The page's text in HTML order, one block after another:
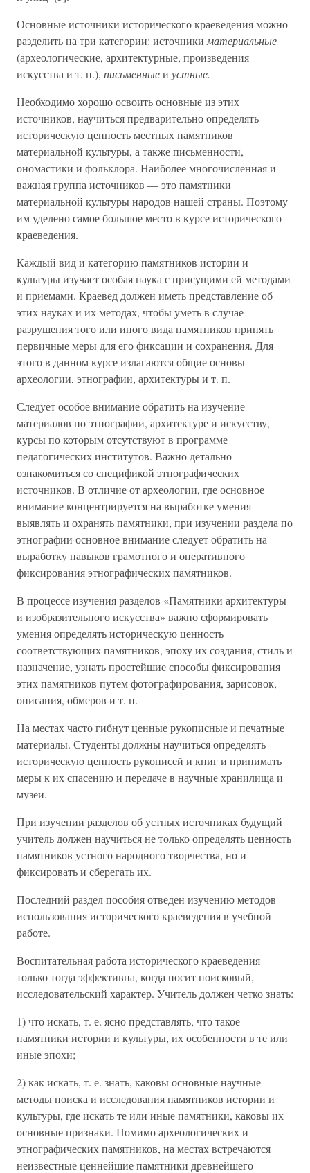
Основные источники исторического краеведения можно
разделить на три категории: источники материальные
(археологические, архитектурные, произведения
искусства и т. п.), письменныеи устные.
Необходимо хорошо освоить основные из этих
источников, научиться предварительно определять
историческую ценность местных памятников
материальной культуры, а также письменности,
ономастики и фольклора. Наиболее многочисленная и
важная группа источников — это памятники
материальной культуры народов нашей страны. Поэтому
им уделено самое большое место в курсе исторического
краеведения.
Каждый вид и категорию памятников истории и
культуры изучает особая наука с присущими ей методами
и приемами. Краевед должен иметь представление об
этих науках и их методах, чтобы уметь в случае
разрушения того или иного вида памятников принять
первичные меры для его фиксации и сохранения. Для
этого в данном курсе излагаются общие основы
археологии, этнографии, архитектуры и т. п.
Следует особое внимание обратить на изучение
материалов по этнографии, архитектуре и искусству,
курсы по которым отсутствуют в программе
педагогических институтов. Важно детально
ознакомиться со спецификой этнографических
источников. В отличие от археологии, где основное
внимание концентрируется на выработке умения
выявлять и охранять памятники, при изучении раздела по
этнографии основное внимание следует обратить на
выработку навыков грамотного и оперативного
фиксирования этнографических памятников.
В процессе изучения разделов «Памятники архитектуры
и изобразительного искусства» важно сформировать
умения определять историческую ценность
соответствующих памятников, эпоху их создания, стиль и
назначение, узнать простейшие способы фиксирования
этих памятников путем фотографирования, зарисовок,
описания, обмеров и т. п.
На местах часто гибнут ценные рукописные и печатные
материалы. Студенты должны научиться определять
историческую ценность рукописей и книг и принимать
меры к их спасению и передаче в научные хранилища и
музеи.
При изучении разделов об устных источниках будущий
учитель должен научиться не только определять ценность
памятников устного народного творчества, но и
фиксировать и сберегать их.
Последний раздел пособия отведен изучению методов
использования исторического краеведения в учебной
работе.
Воспитательная работа исторического краеведения
только тогда эффективна, когда носит поисковый,
исследовательский характер. Учитель должен четко знать:
1) что искать, т. е. ясно представлять, что такое
памятники истории и культуры, их особенности в те или
иные эпохи;
2) как искать, т. е. знать, каковы основные научные
методы поиска и исследования памятников истории и
культуры, где искать те или иные памятники, каковы их
основные признаки. Помимо археологических и
этнографических памятников, на местах встречаются
неизвестные ценнейшие памятники древнейшего